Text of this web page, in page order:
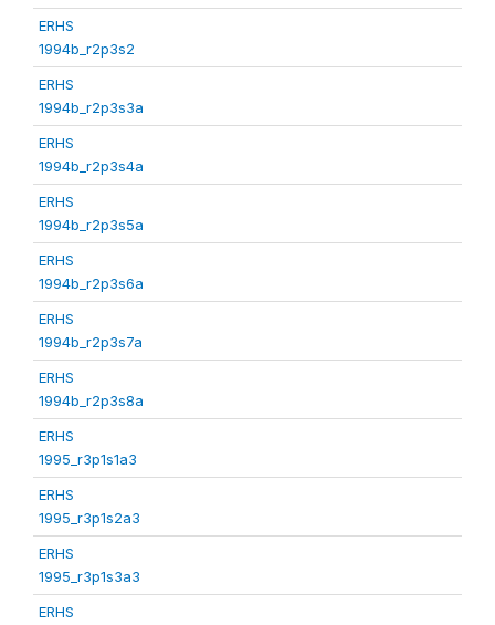
ERHS
1994b_r2p3s2
ERHS
1994b_r2p3s3a
ERHS
1994b_r2p3s4a
ERHS
1994b_r2p3s5a
ERHS
1994b_r2p3s6a
ERHS
1994b_r2p3s7a
ERHS
1994b_r2p3s8a
ERHS
1995_r3p1s1a3
ERHS
1995_r3p1s2a3
ERHS
1995_r3p1s3a3
ERHS